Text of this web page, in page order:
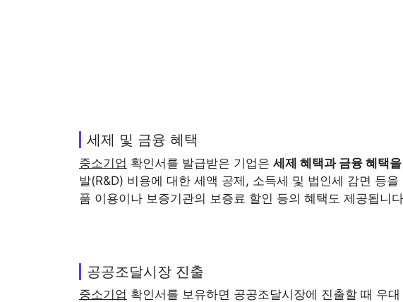
세제 및 금융 혜택
중소기업 확인서를 발급받은 기업은 세제 혜택과 금융 혜택
발(R&D) 비용에 대한 세액 공제, 소득세 및 법인세 감면 등
품 이용이나 보증기관의 보증료 할인 등의 혜택도 제공됩니
공공조달시장 진출
중소기업 확인서를 보유하면 공공조달시장에 진출할 때 우